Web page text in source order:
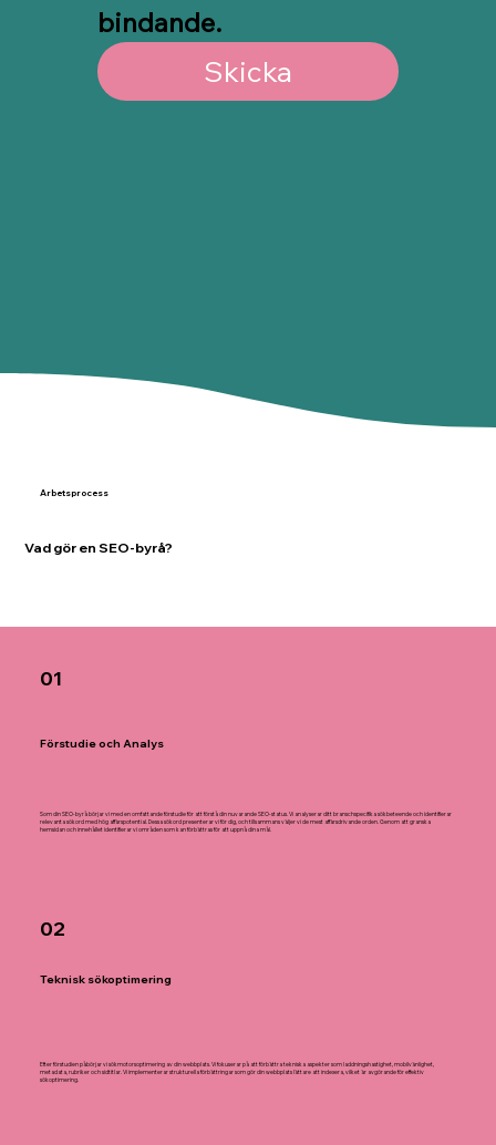
bindande.
Skicka
Arbetsprocess
Vad gör en SEO-byrå?
01
Förstudie och Analys
Som din SEO-byrå börjar vi med en omfattande förstudie för att förstå din nuvarande SEO-status. Vi analyserar ditt branschspecifika sökbeteende och identifierar
relevanta sökord med hög affärspotential. Dessa sökord presenterar vi för dig, och tillsammans väljer vi de mest affärsdrivande orden. Genom att granska
hemsidan och innehållet identifierar vi områden som kan förbättras för att uppnå dina mål.
02
Teknisk sökoptimering
Efter förstudien påbörjar vi sökmotorsoptimering av din webbplats. Vi fokuserar på att förbättra tekniska aspekter som laddningshastighet, mobilvänlighet,
metadata, rubriker och sidtitlar. Vi implementerar strukturella förbättringar som gör din webbplats lättare att indexera, vilket är avgörande för effektiv
sökoptimering.